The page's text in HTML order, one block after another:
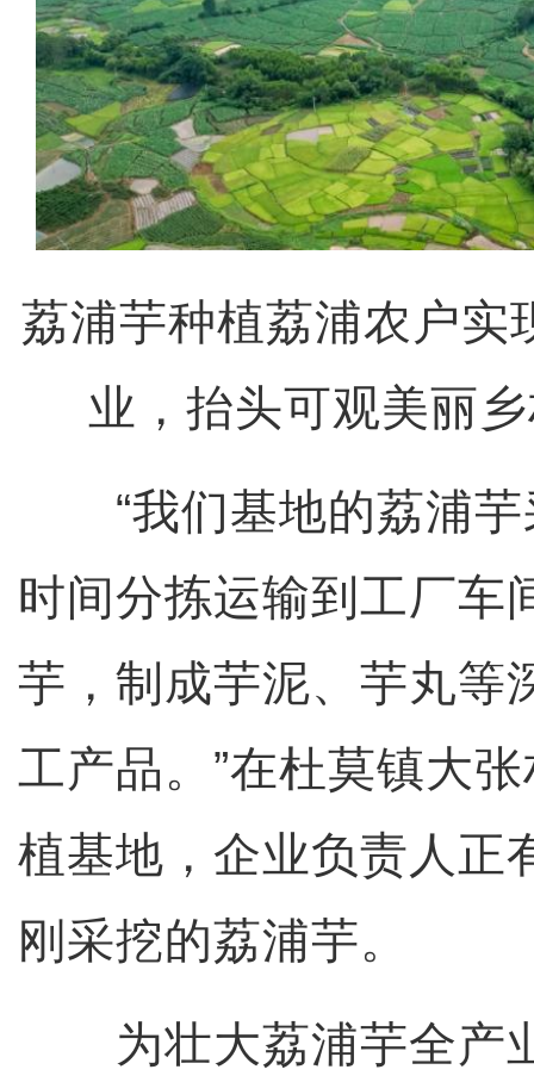
荔浦芋种植荔浦农户实
业，抬头可观美丽
“我们基地的荔浦芋
时间分拣运输到工厂车
芋，制成芋泥、芋丸等
工产品。”在杜莫镇大
植基地，企业负责人正
刚采挖的荔浦芋。
为壮大荔浦芋全产